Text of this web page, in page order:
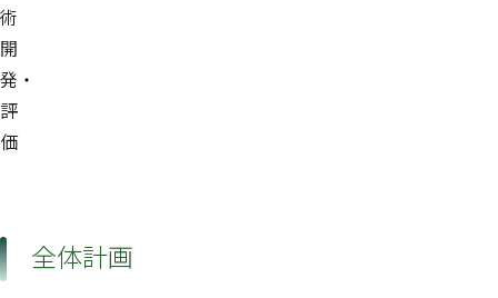
術
開
発・
評
価
全体計画